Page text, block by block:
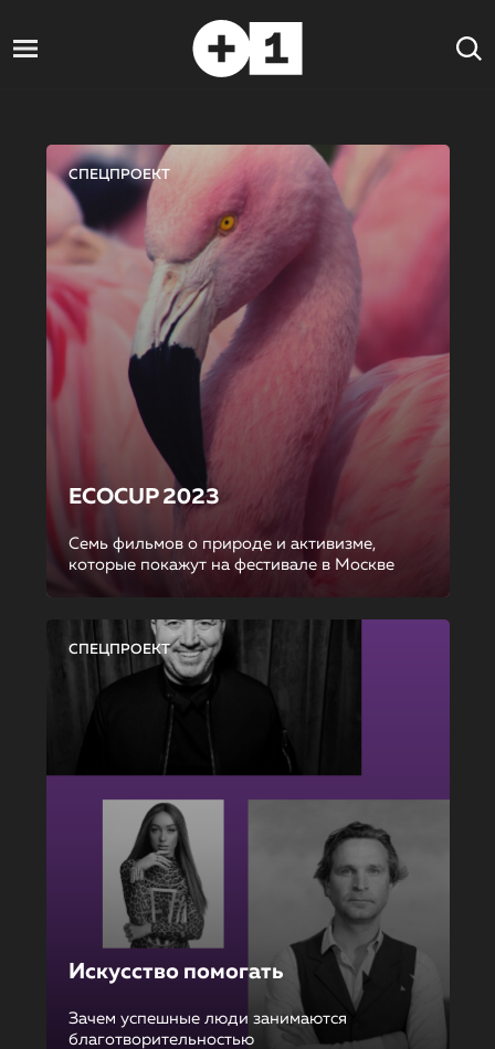
СПЕЦПРОЕКТ
ECOCUP 2023
Семь фильмов о природе и активизме,
которые покажут на фестивале в Москве
СПЕЦПРОЕКТ
Искусство помогать
Зачем успешные люди занимаются
благотворительностью